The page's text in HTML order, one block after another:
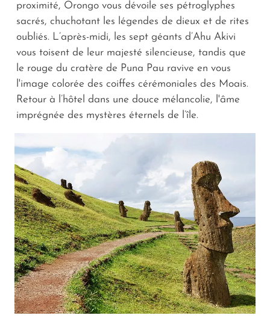
proximité, Orongo vous dévoile ses pétroglyphes
sacrés, chuchotant les légendes de dieux et de rites
oubliés. L’après-midi, les sept géants d’Ahu Akivi
vous toisent de leur majesté silencieuse, tandis que
le rouge du cratère de Puna Pau ravive en vous
l'image colorée des coiffes cérémoniales des Moais.
Retour à l’hôtel dans une douce mélancolie, l'âme
imprégnée des mystères éternels de l’île.